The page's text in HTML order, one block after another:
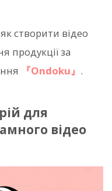
створити відео
продукції за
『Ondoku』 .
для
відео